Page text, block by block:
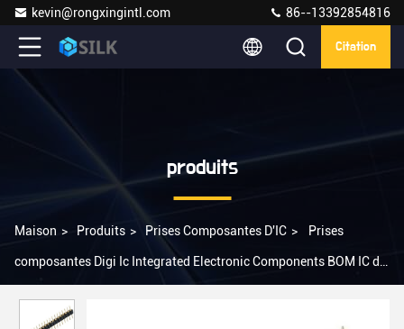
kevin@rongxingintl.com 86--13392854816
Citation
produits
Maison > Produits > Prises Composantes D'IC > Prises
composantes Digi Ic Integrated Electronic Components BOM IC de